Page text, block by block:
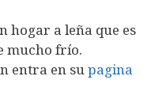
hogar a leña que es
mucho frío.
entra en supagina